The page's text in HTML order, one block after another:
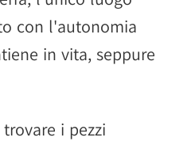
con l'autonomia
in vita, seppure
i pezzi